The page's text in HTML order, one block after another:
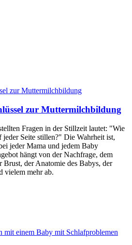
zur Muttermilchbildung
Fragen in der Stillzeit lautet: "Wie
Seite stillen?" Die Wahrheit ist,
jeder Mama und jedem Baby
hängt von der Nachfrage, dem
Brust, der Anatomie des Babys, der
vielem mehr ab.